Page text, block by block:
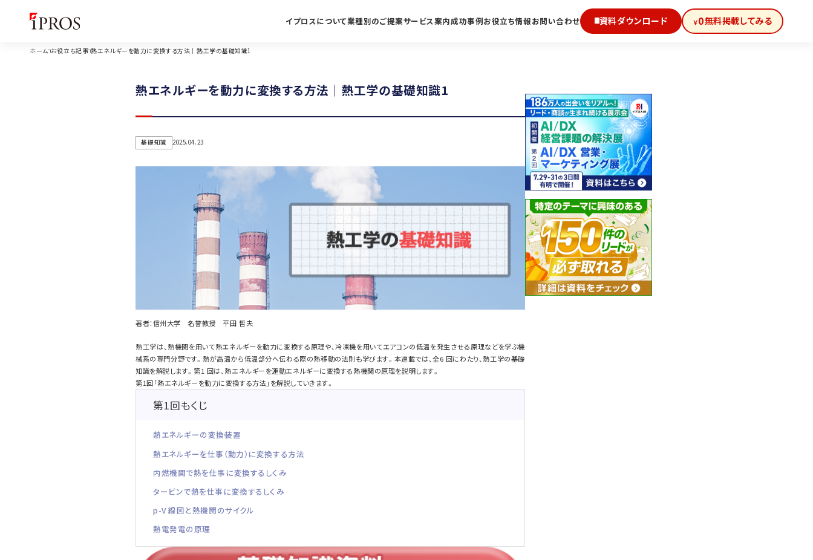
イプロスについて業種別のご提案サービス案内成功事例お役立ち情報お問い合わせ 資料ダウンロード ￥0無料掲載してみる
ホーム お役立ち記事 熱エネルギーを動力に変換する方法｜熱工学の基礎知識1
熱エネルギーを動力に変換する方法｜熱工学の基礎知識1
基礎知識 2025.04.23
著者：信州大学 名誉教授 平田 哲夫
熱工学は、熱機関を用いて熱エネルギーを動力に変換する原理や、冷凍機を用いてエアコンの低温を発生させる原理などを学ぶ機
械系の専門分野です。熱が高温から低温部分へ伝わる際の熱移動の法則も学びます。本連載では、全6 回にわたり、熱工学の基礎
知識を解説します。第1 回は、熱エネルギーを運動エネルギーに変換する熱機関の原理を説明します。
第1回「熱エネルギーを動力に変換する方法」を解説していきます。
第1回もくじ
熱エネルギーの変換装置
熱エネルギーを仕事（動力）に変換する方法
内燃機関で熱を仕事に変換するしくみ
タービンで熱を仕事に変換するしくみ
p-V 線図と熱機関のサイクル
熱電発電の原理